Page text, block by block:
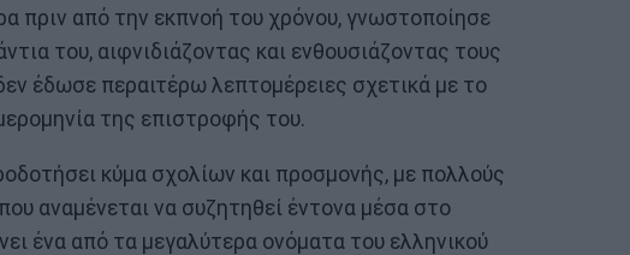
πριν από την εκπνοή του χρόνου, γνωστοποίησε
του, αιφνιδιάζοντας και ενθουσιάζοντας τους
έδωσε περαιτέρω λεπτομέρειες σχετικά με το
της επιστροφής του.
κύμα σχολίων και προσμονής, με πολλούς
αναμένεται να συζητηθεί έντονα μέσα στο
ένα από τα μεγαλύτερα ονόματα του ελληνικού